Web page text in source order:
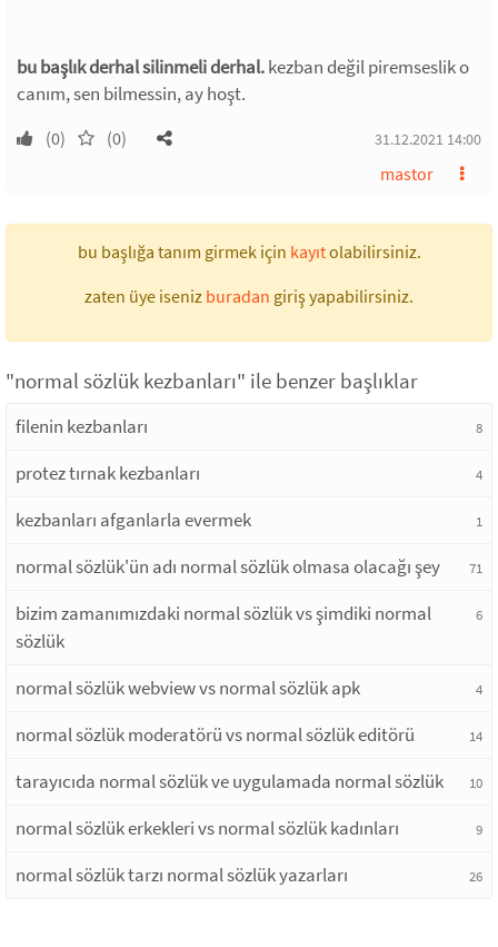
bu başlık derhal silinmeli derhal.kezban değil piremseslik o
canım, sen bilmessin, ay hoşt.
(0) (0) 31.12.2021 14:00
mastor
bu başlığa tanım girmek için kayıtolabilirsiniz.
zaten üye iseniz buradan giriş yapabilirsiniz.
"normal sözlük kezbanları" ile benzer başlıklar
filenin kezbanları 8
protez tırnak kezbanları 4
kezbanları afganlarla evermek 1
normal sözlük'ün adı normal sözlük olmasa olacağı şey 71
bizim zamanımızdaki normal sözlük vs şimdiki normal
sözlük
6
normal sözlük webview vs normal sözlük apk 4
normal sözlük moderatörü vs normal sözlük editörü 14
tarayıcıda normal sözlük ve uygulamada normal sözlük 10
normal sözlük erkekleri vs normal sözlük kadınları 9
normal sözlük tarzı normal sözlük yazarları 26